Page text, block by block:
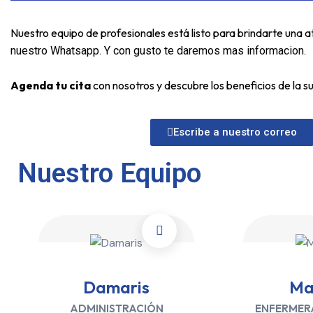
Nuestro equipo de profesionales está listo para brindarte
nuestro Whatsapp. Y con gusto te daremos mas informacion.
Agenda tu citacon nosotros y descubre los beneficios de la
Escribe a nuestro correo
Nuestro Equipo
Damaris
ADMINISTRACIÓN